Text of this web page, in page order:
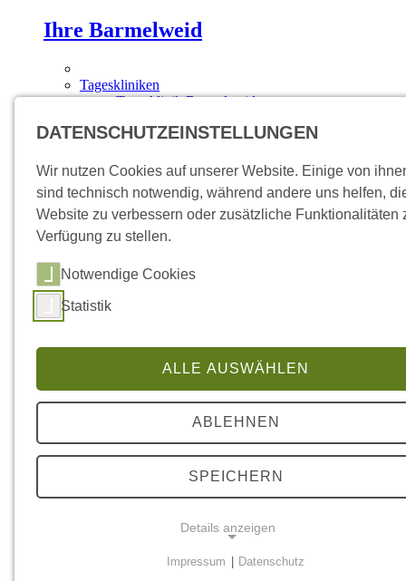
Ihre Barmelweid
Tageskliniken
Tagesklinik Barmelweid
Ambulatorien
Ambulatorium Brugg
Medizinisches Angebot
Fachgebiete
Akutgeriatrie
Diagnostik
Diagnostik
Sprechstunden
Epileptologie
Übersicht
Diagnostik
Sprechstunden
Geriatrische Rehabilitation
Übersicht
Kardiovaskuläre Rehabilitation
Übersicht
Leistungsangebot
DATENSCHUTZEINSTELLUNGEN
Wir nutzen Cookies auf unserer Website. Einige von
sind technisch notwendig, während andere uns helfen,
Website zu verbessern oder zusätzliche Funktionalitäten
Verfügung zu stellen.
Notwendige Cookies
Statistik
ALLE AUSWÄHLEN
ABLEHNEN
SPEICHERN
Details anzeigen
Impressum Datenschutz